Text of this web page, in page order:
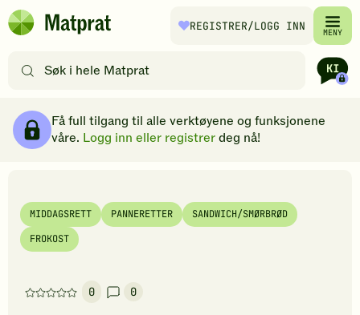
Hopp til hovedinnhold
Matprat
REGISTRER/LOGG INN MENY
etter
filtre
Få full tilgang til alle verktøyene og funksjonene
våre. Logg inn eller registrerdeg nå!
MIDDAGSRETT PANNERETTER
SANDWICH/SMØRBRØD
FROKOST
0
Denne
0